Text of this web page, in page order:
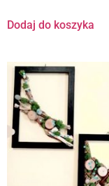
Dodaj do koszyka